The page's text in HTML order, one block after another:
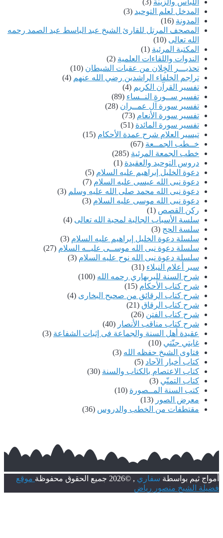
المدخل لعلم التوحيد(3)
المدونة(16)
المصحف المرتل للقارئ الشيخ عبد الباسط عبد الصمد رحمه
الله تعالى (10)
المكتبة المرئية(1)
الندوات واللقاءات العلمية(2)
تحذيـــر الخٍلان من عقبات الشيطان(10)
تراجم الخلفاء الراشدين رضي الله عنهم (4)
تفسير القرآن الكريم(4)
تفسير ســورة النــساء(89)
تفسير سورة آل عمــران(28)
تفسير سورة الأنعام (73)
تفسير سورة المائدة(51)
تيسير العلام شرح عمدة الأحكام(15)
خــطب الجمــعة(67)
خطب الجمعة المرئية(285)
دروس التوحيد والعقيدة(1)
دعوة الخليل إبراهيم عليه السلام(5)
دعوة نبى الله عيسى عليه السلام(7)
دعوة نبى الله محمد صلى الله عليه وسلم(3)
دعوة نبى الله موسى عليه السلام(3)
ركن القصص(1)
سلسة الأسباب الجالبة لمحبة الله تعالى (4)
سلسة الحج(3)
سلسلة دعوة الخليل إبراهيم عليه السلام(3)
سلسلة دعوة نبى الله موســى عليــه السلام(27)
سلسلة دعوة نبى الله نوح عليه السلام(3)
سير أعلام النبلاء (31)
شرح السنة للبربهاري رحمه الله(100)
شرح كتاب الأحكام(15)
شرح كتاب الرقائق من صحيح البخارى(4)
شرح كتاب الرقاق(21)
شرح كتاب الفتن (26)
شرح كتاب مناقب الأنصار(40)
عقيدة أهل السنة والجماعة فى إثبات الشفاعة(3)
غايتي جنّتي (10)
فتاوى الشيخ حفظه الله(3)
كتاب أخبار الآحاد
(5)
كتاب الاعتصام بالكتاب والسنة (30)
كتاب التمنّي(3)
كتب السنة المــصورة(10)
معرض الصور (13)
مقتطفات من الخطب والدروس(36)
ثيم بواسطةسفاري, ©2026 جميع الحقوق محفوظة
موقع
الشيخ منصور رياض